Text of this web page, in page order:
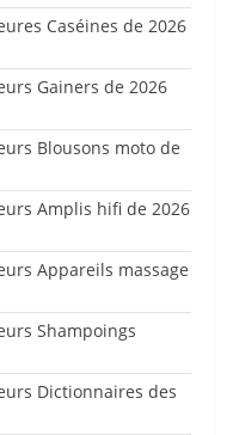
Caséines de 2026
Gainers de 2026
Blousons moto de
Amplis hifi de 2026
Appareils massage
Shampoings
Dictionnaires des